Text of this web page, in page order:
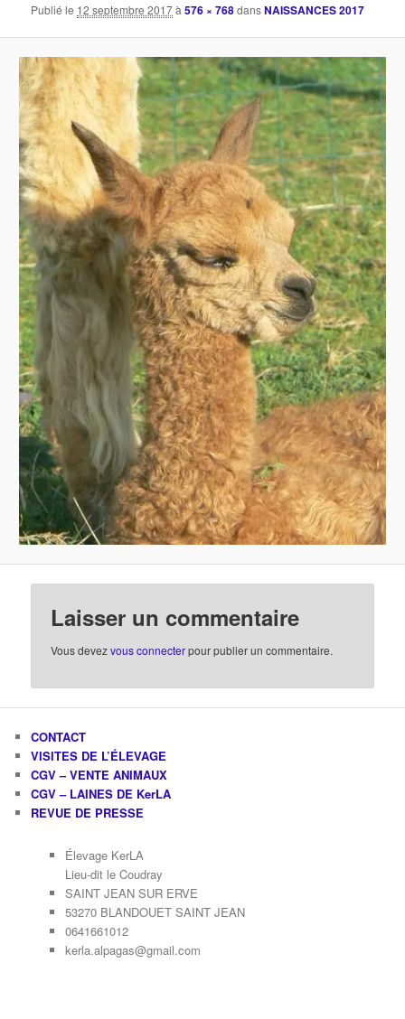
Publié le 12 septembre 2017à576 × 768dansNAISSANCES 2017
Laisser un commentaire
Vous devezvous connecterpour publier un commentaire.
CONTACT
VISITES DE L’ÉLEVAGE
CGV – VENTE ANIMAUX
CGV – LAINES DE KerLA
REVUE DE PRESSE
Élevage KerLA
Lieu-dit le Coudray
SAINT JEAN SUR ERVE
53270 BLANDOUET SAINT JEAN
0641661012
kerla.alpagas@gmail.com